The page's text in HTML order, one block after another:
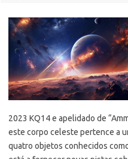
2023 KQ14 e apelidado de
este corpo celeste pertence a
quatro objetos conhecidos